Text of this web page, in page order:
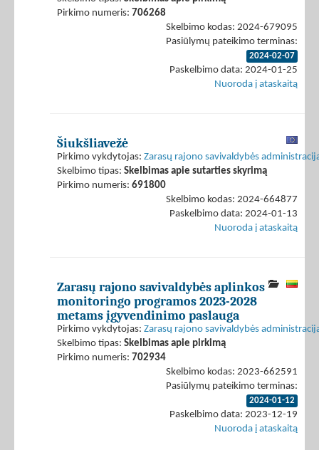
Pirkimo numeris: 706268
Skelbimo kodas: 2024-679095
Pasiūlymų pateikimo terminas:
2024-02-07
Paskelbimo data: 2024-01-25
Nuoroda į ataskaitą
Šiukšliavežė
Pirkimo vykdytojas: Zarasų rajono savivaldybės
Skelbimo tipas: Skelbimas apie sutarties skyrimą
Pirkimo numeris: 691800
Skelbimo kodas: 2024-664877
Paskelbimo data: 2024-01-13
Nuoroda į ataskaitą
Zarasų rajono savivaldybės aplinkos
monitoringo programos 2023-2028
metams įgyvendinimo paslauga
Pirkimo vykdytojas: Zarasų rajono savivaldybės
Skelbimo tipas: Skelbimas apie pirkimą
Pirkimo numeris: 702934
Skelbimo kodas: 2023-662591
Pasiūlymų pateikimo terminas:
2024-01-12
Paskelbimo data: 2023-12-19
Nuoroda į ataskaitą